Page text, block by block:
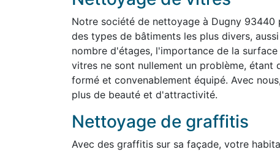
Notre société de nettoyage à Dugny
des types de bâtiments les plus divers,
nombre d'étages, l'importance de la
vitres ne sont nullement un problème, étant
formé et convenablement équipé. Avec
plus de beauté et d'attractivité.
Nettoyage de graffitis
Avec des graffitis sur sa façade, votre